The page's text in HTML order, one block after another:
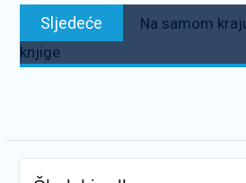
Sljedeće
Na samom
knjige